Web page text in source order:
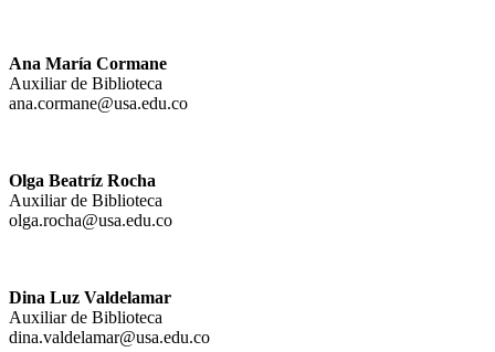
Ana María Cormane
Auxiliar de Biblioteca
ana.cormane@usa.edu.co
Olga Beatríz Rocha
Auxiliar de Biblioteca
olga.rocha@usa.edu.co
Dina Luz Valdelamar
Auxiliar de Biblioteca
dina.valdelamar@usa.edu.co